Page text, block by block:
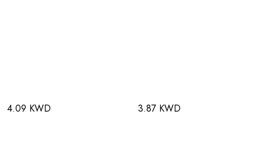
4.09 KWD 3.87 KWD